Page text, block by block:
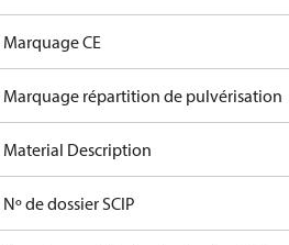
Marquage CE
Marquage répartition de pulvérisation
Material Description
Nº de dossier SCIP